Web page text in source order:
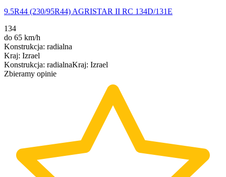
9.5R44 (230/95R44) AGRISTAR II RC 134D/131E
134
do 65 km/h
Konstrukcja: radialna
Kraj: Izrael
Konstrukcja: radialnaKraj: Izrael
Zbieramy opinie